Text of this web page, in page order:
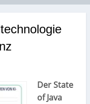
Der State
of Java